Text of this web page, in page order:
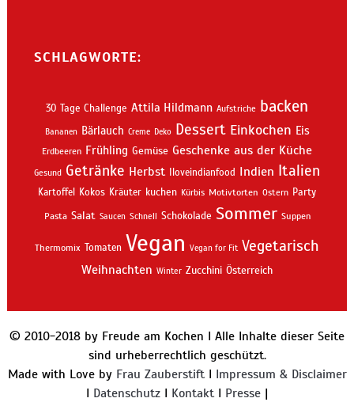
SCHLAGWORTE:
30 Tage Challenge Attila Hildmann Aufstriche backen
Bananen Bärlauch Creme Deko Dessert Einkochen Eis
Erdbeeren Frühling Gemüse Geschenke aus der Küche
Gesund Getränke Herbst Iloveindianfood Indien Italien
Kartoffel Kokos Kräuter kuchen Kürbis Motivtorten Ostern Party
Pasta Salat Saucen Schnell Schokolade Sommer Suppen
Thermomix Tomaten Vegan Vegan for Fit Vegetarisch
Weihnachten Winter Zucchini Österreich
© 2010-2018 by Freude am Kochen I Alle Inhalte dieser Seite
sind urheberrechtlich geschützt.
Made with Love by Frau ZauberstiftI Impressum & Disclaimer
I Datenschutz I KontaktI Presse |